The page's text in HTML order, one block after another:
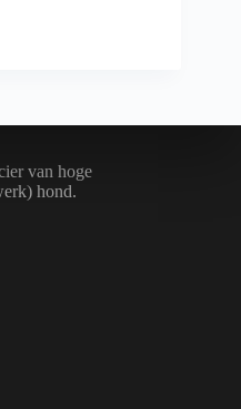
van hoge
hond.